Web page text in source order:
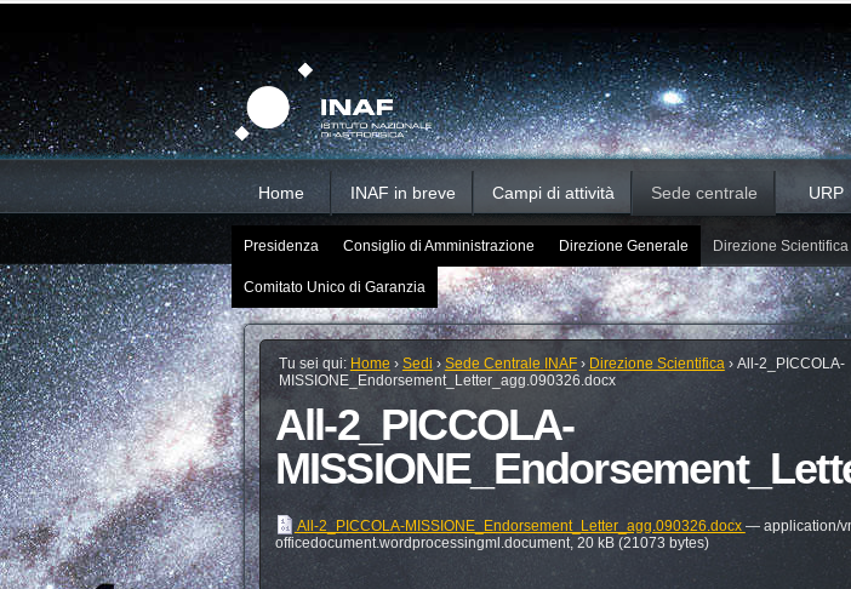
contenuti.
Salta
alla
navigazione
Home INAF in breve Campi di attività Sede centrale URP
Presidenza Consiglio di Amministrazione Direzione Generale Direzione Scientifica
Comitato Unico di Garanzia
Tu sei qui: Home › Sedi › Sede Centrale INAF › Direzione Scientifica › All-2_PICCOLA-
MISSIONE_Endorsement_Letter_agg.090326.docx
All-2_PICCOLA-
All-2_PICCOLA-MISSIONE_Endorsement_Letter_agg.090326.docx — application/
officedocument.wordprocessingml.document, 20 kB (21073 bytes)